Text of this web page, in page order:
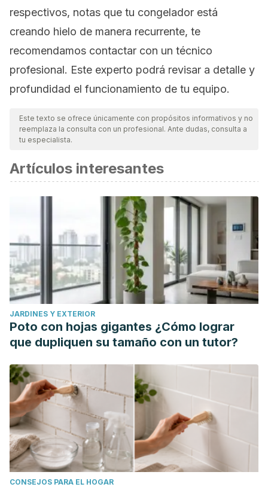
respectivos, notas que tu congelador está
creando hielo de manera recurrente, te
recomendamos contactar con un técnico
profesional. Este experto podrá revisar a detalle y
profundidad el funcionamiento de tu equipo.
Este texto se ofrece únicamente con propósitos informativos y no
reemplaza la consulta con un profesional. Ante dudas, consulta a
tu especialista.
Artículos interesantes
JARDINES Y EXTERIOR
Poto con hojas gigantes ¿Cómo lograr
que dupliquen su tamaño con un tutor?
CONSEJOS PARA EL HOGAR